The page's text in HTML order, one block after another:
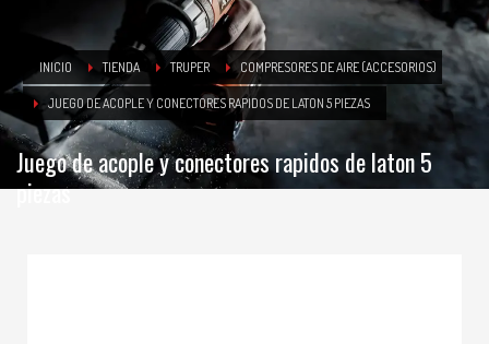
INICIO TIENDA TRUPER COMPRESORES DE AIRE (ACCESORIOS)
JUEGO DE ACOPLE Y CONECTORES RAPIDOS DE LATON 5 PIEZAS
Juego de acople y conectores rapidos de laton 5
piezas